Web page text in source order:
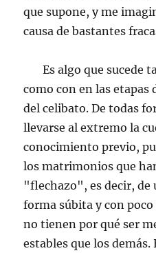
que supone, y me
causa de bastantes
Es algo que sucede
como con en las etapas
del celibato. De todas
llevarse al extremo la
conocimiento previo,
los matrimonios que
"flechazo", es decir, de
forma súbita y con
no tienen por qué ser
estables que los